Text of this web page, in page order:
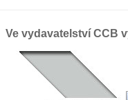
Ve vydavatelství CCB